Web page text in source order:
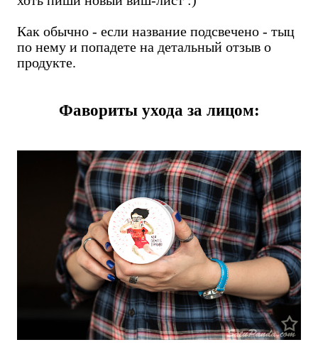
Как обычно - если название подсвечено - тыц
по нему и попадете на детальный отзыв о
продукте.
Фавориты ухода за лицом: